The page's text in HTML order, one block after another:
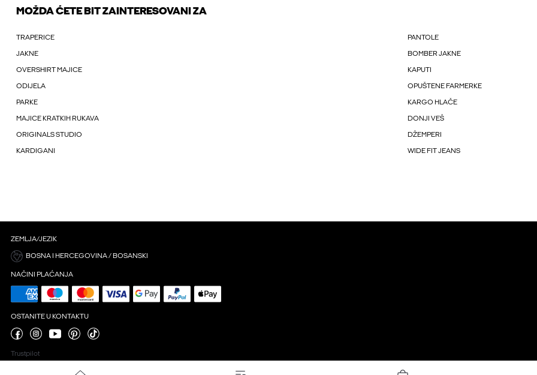
MOŽDA ĆETE BIT ZAINTERESOVANI ZA
TRAPERICE PANTOLE
JAKNE BOMBER JAKNE
OVERSHIRT MAJICE KAPUTI
ODIJELA OPUŠTENE FARMERKE
PARKE KARGO HLAČE
MAJICE KRATKIH RUKAVA DONJI VEŠ
ORIGINALS STUDIO DŽEMPERI
KARDIGANI WIDE FIT JEANS
ZEMLJA/JEZIK
BOSNA I HERCEGOVINA / BOSANSKI
NAČINI PLAĆANJA
OSTANITE U KONTAKTU
Trustpilot